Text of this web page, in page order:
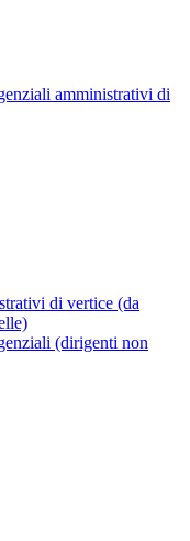
amministrativi di
di vertice (da
(dirigenti non